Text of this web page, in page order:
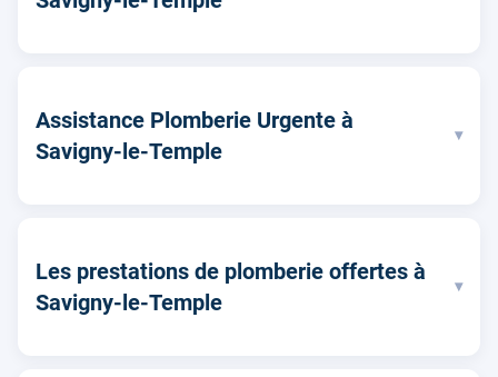
Assistance Plomberie Urgente à
Savigny-le-Temple
▾
Les prestations de plomberie offertes à
Savigny-le-Temple
▾